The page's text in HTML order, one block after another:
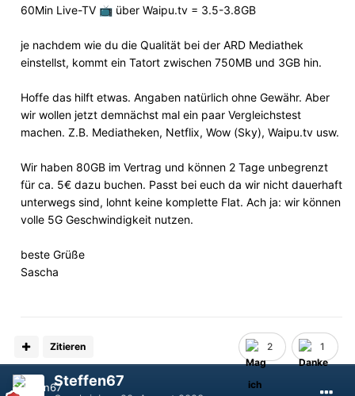
60Min Live-TV 📺 über Waipu.tv = 3.5-3.8GB
je nachdem wie du die Qualität bei der ARD Mediathek
einstellst, kommt ein Tatort zwischen 750MB und 3GB hin.
Hoffe das hilft etwas. Angaben natürlich ohne Gewähr. Aber
wir wollen jetzt demnächst mal ein paar Vergleichstest
machen. Z.B. Mediatheken, Netflix, Wow (Sky), Waipu.tv usw.
Wir haben 80GB im Vertrag und können 2 Tage unbegrenzt
für ca. 5€ dazu buchen. Passt bei euch da wir nicht dauerhaft
unterwegs sind, lohnt keine komplette Flat. Ach ja: wir können
volle 5G Geschwindigkeit nutzen.
beste Grüße
Sascha
2 1
Zitieren
Steffen67